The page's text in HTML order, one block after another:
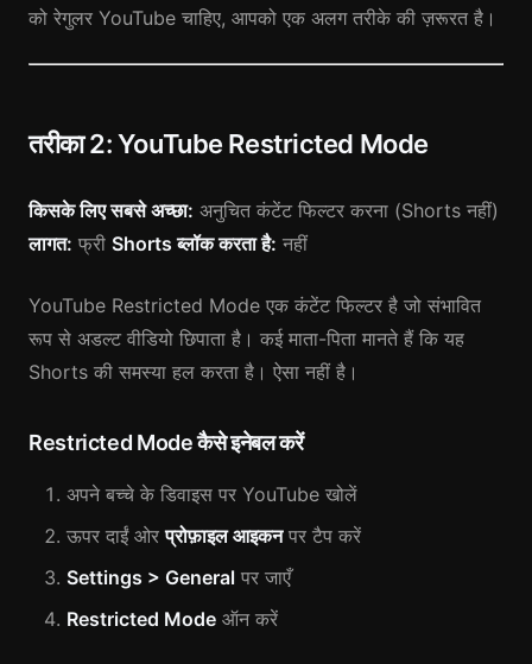
को रेगुलर YouTube चाहिए, आपको एक अलग तरीके की ज़रूरत है।
तरीका 2: YouTube Restricted Mode
किसके लिए सबसे अच्छा: अनुचित कंटेंट फिल्टर करना (Shorts नहीं)
लागत: फ्री Shorts ब्लॉक करता है: नहीं
YouTube Restricted Mode एक कंटेंट फिल्टर है जो संभावित
रूप से अडल्ट वीडियो छिपाता है। कई माता-पिता मानते हैं कि यह
Shorts की समस्या हल करता है। ऐसा नहीं है।
Restricted Mode कैसे इनेबल करें
अपने बच्चे के डिवाइस पर YouTube खोलें
ऊपर दाईं ओरप्रोफ़ाइल आइकनपर टैप करें
Settings > General पर जाएँ
Restricted Mode ऑन करें